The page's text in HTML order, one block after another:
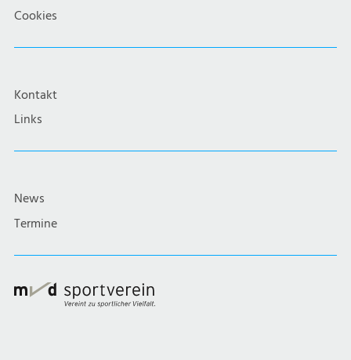
Cookies
Kontakt
Links
News
Termine